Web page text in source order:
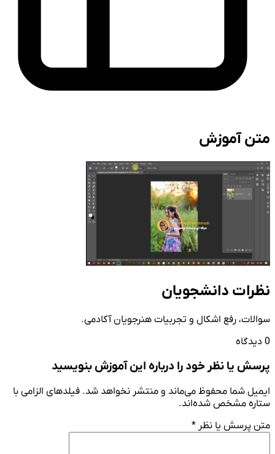
متن آموزش
نظرات دانشجویان
سوالات، رفع اشکال و تجربیات هنرجویان آکادمی.
پرسش یا نظر خود را درباره این آموزش بنویسید
ایمیل شما محفوظ می‌ماند و منتشر نخواهد شد. فیلدهای الزامی با
ستاره مشخص شده‌اند.
متن پرسش یا نظر*